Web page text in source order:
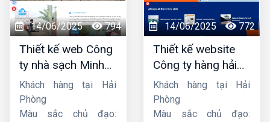
14/06/2025 794
Thiết kế web Công
ty nhà sạch Minh
Dương
Khách hàng tại Hải
Phòng
Màu sắc chủ đạo:
14/06/2025 772
Thiết kế website
Công ty hàng hải
liên minh
Khách hàng tại Hải
Phòng
Màu sắc chủ đạo: